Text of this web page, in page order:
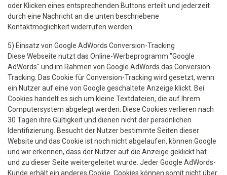
oder Klicken eines entsprechenden Buttons erteilt und jederzeit
durch eine Nachricht an die unten beschriebene
Kontaktmöglichkeit widerrufen werden.
5) Einsatz von Google AdWords Conversion-Tracking
Diese Webseite nutzt das Online-Werbeprogramm "Google
AdWords" und im Rahmen von Google AdWords das Conversion-
Tracking. Das Cookie für Conversion-Tracking wird gesetzt, wenn
ein Nutzer auf eine von Google geschaltete Anzeige klickt. Bei
Cookies handelt es sich um kleine Textdateien, die auf Ihrem
Computersystem abgelegt werden. Diese Cookies verlieren nach
30 Tagen ihre Gültigkeit und dienen nicht der persönlichen
Identifizierung. Besucht der Nutzer bestimmte Seiten dieser
Website und das Cookie ist noch nicht abgelaufen, können Google
und wir erkennen, dass der Nutzer auf die Anzeige geklickt hat
und zu dieser Seite weitergeleitet wurde. Jeder Google AdWords-
Kunde erhält ein anderes Cookie. Cookies können somit nicht über